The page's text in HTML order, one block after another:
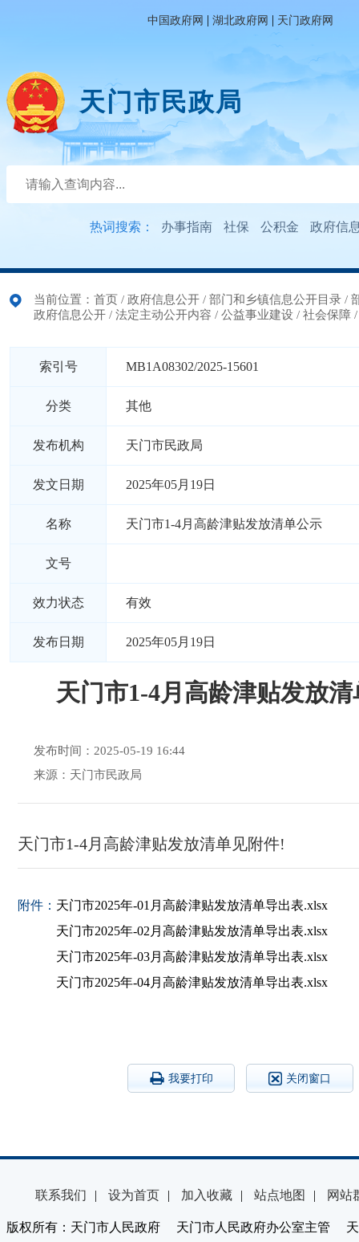
中国政府网 | 湖北政府网 | 天门政府网
天门市民政局
热词搜索： 办事指南 社保 公积金 政府信
当前位置： 首页 / 政府信息公开 / 部门和乡镇信息公开目录 /
政府信息公开 / 法定主动公开内容 / 公益事业建设 / 社会保障
索引号 MB1A08302/2025-15601
分类 其他
发布机构 天门市民政局
发文日期 2025年05月19日
名称 天门市1-4月高龄津贴发放清单公示
文号
效力状态 有效
发布日期 2025年05月19日
天门市1-4月高龄津贴发放
发布时间：2025-05-19 16:44
来源：天门市民政局
天门市1-4月高龄津贴发放清单见附件!
附件： 天门市2025年-01月高龄津贴发放清单导出表.xlsx
天门市2025年-02月高龄津贴发放清单导出表.xlsx
天门市2025年-03月高龄津贴发放清单导出表.xlsx
天门市2025年-04月高龄津贴发放清单导出表.xlsx
我要打印 关闭窗口
联系我们 | 设为首页 | 加入收藏 | 站点地图 | 网站
版权所有：天门市人民政府 天门市人民政府办公室主管 天